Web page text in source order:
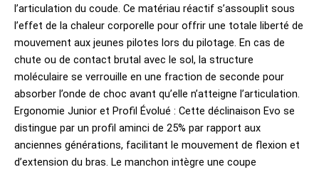
l’articulation du coude. Ce matériau réactif s’assouplit sous
l’effet de la chaleur corporelle pour offrir une totale liberté de
mouvement aux jeunes pilotes lors du pilotage. En cas de
chute ou de contact brutal avec le sol, la structure
moléculaire se verrouille en une fraction de seconde pour
absorber l’onde de choc avant qu’elle n’atteigne l’articulation.
Ergonomie Junior et Profil Évolué : Cette déclinaison Evo se
distingue par un profil aminci de 25% par rapport aux
anciennes générations, facilitant le mouvement de flexion et
d’extension du bras. Le manchon intègre une coupe